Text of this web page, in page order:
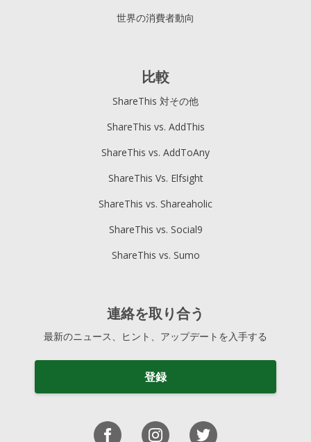
世界の消費者動向
比較
ShareThis 対その他
ShareThis vs. AddThis
ShareThis vs. AddToAny
ShareThis Vs. Elfsight
ShareThis vs. Shareaholic
ShareThis vs. Social9
ShareThis vs. Sumo
連絡を取り合う
最新のニュース、ヒント、アップデートを入手する
登録